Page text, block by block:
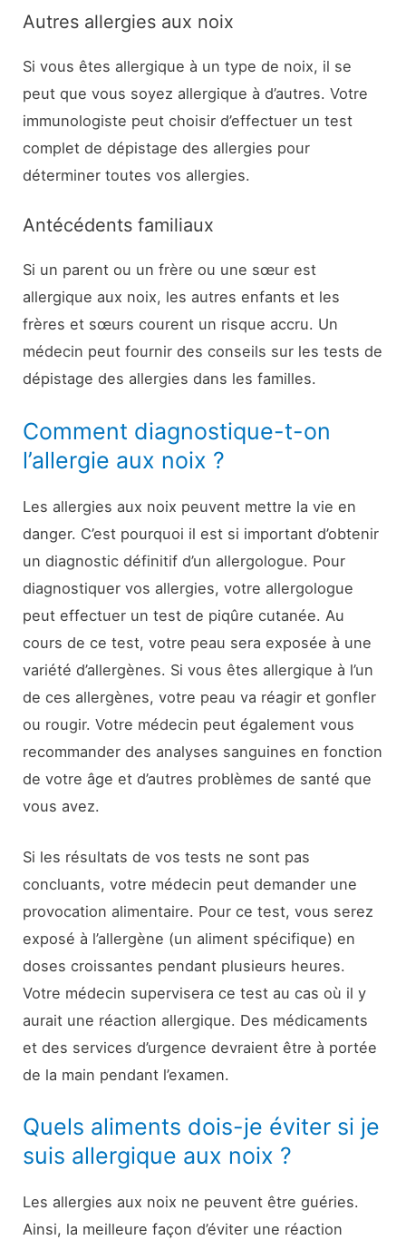
Autres allergies aux noix
Si vous êtes allergique à un type de noix, il se
peut que vous soyez allergique à d’autres. Votre
immunologiste peut choisir d’effectuer un test
complet de dépistage des allergies pour
déterminer toutes vos allergies.
Antécédents familiaux
Si un parent ou un frère ou une sœur est
allergique aux noix, les autres enfants et les
frères et sœurs courent un risque accru. Un
médecin peut fournir des conseils sur les tests de
dépistage des allergies dans les familles.
Comment diagnostique-t-on
l’allergie aux noix ?
Les allergies aux noix peuvent mettre la vie en
danger. C’est pourquoi il est si important d’obtenir
un diagnostic définitif d’un allergologue. Pour
diagnostiquer vos allergies, votre allergologue
peut effectuer un test de piqûre cutanée. Au
cours de ce test, votre peau sera exposée à une
variété d’allergènes. Si vous êtes allergique à l’un
de ces allergènes, votre peau va réagir et gonfler
ou rougir. Votre médecin peut également vous
recommander des analyses sanguines en fonction
de votre âge et d’autres problèmes de santé que
vous avez.
Si les résultats de vos tests ne sont pas
concluants, votre médecin peut demander une
provocation alimentaire. Pour ce test, vous serez
exposé à l’allergène (un aliment spécifique) en
doses croissantes pendant plusieurs heures.
Votre médecin supervisera ce test au cas où il y
aurait une réaction allergique. Des médicaments
et des services d’urgence devraient être à portée
de la main pendant l’examen.
Quels aliments dois-je éviter si je
suis allergique aux noix ?
Les allergies aux noix ne peuvent être guéries.
Ainsi, la meilleure façon d’éviter une réaction